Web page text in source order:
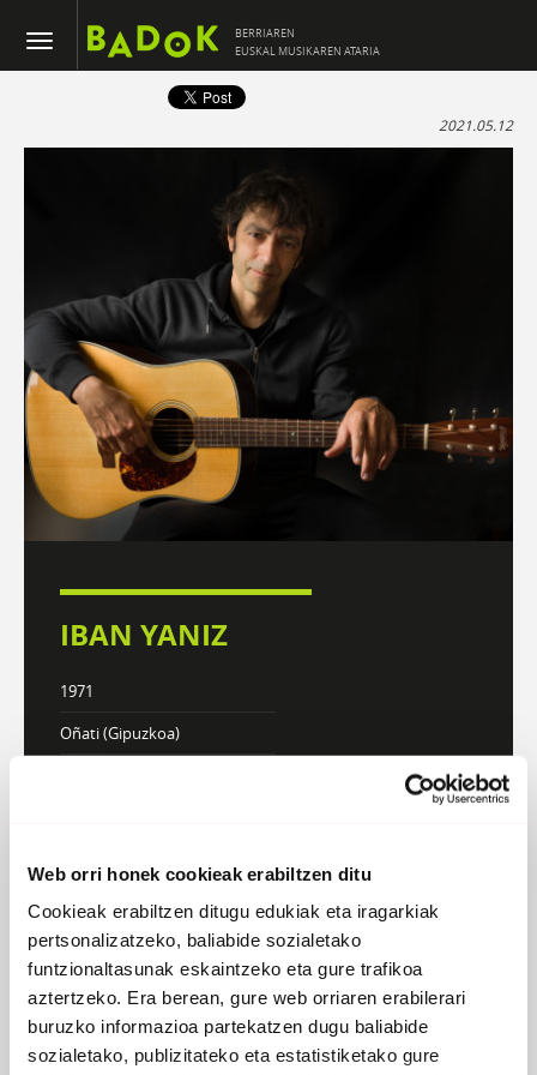
Web orri honek cookieak erabiltzen ditu
Cookieak erabiltzen ditugu edukiak eta iragarkiak
pertsonalizatzeko, baliabide sozialetako
funtzionaltasunak eskaintzeko eta gure trafikoa
aztertzeko. Era berean, gure web orriaren erabilerari
buruzko informazioa partekatzen dugu baliabide
sozialetako, publizitateko eta estatistiketako gure
BERRIAREN
EUSKAL MUSIKAREN ATARIA
2021.05.12
IBAN YANIZ
1971
Oñati (Gipuzkoa)
DISKOGRAFIA BIOGRAFIA